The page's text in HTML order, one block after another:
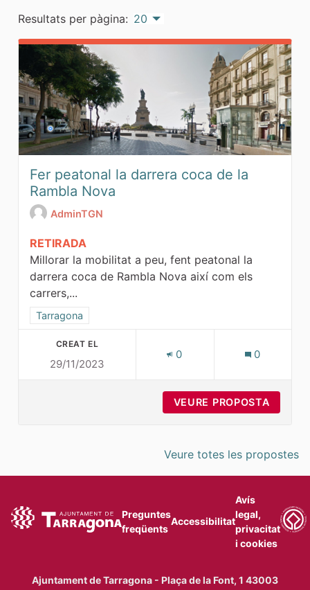
Resultats per pàgina: 20
Fer peatonal la darrera coca de la
Rambla Nova
AdminTGN
RETIRADA
Millorar la mobilitat a peu, fent peatonal la
darrera coca de Rambla Nova així com els
carrers,...
Resultats al filtrar per l'àmbit: Tarragona
Tarragona
CREAT EL
29/11/2023
0 0
VEURE PROPOSTA
Veure totes les propostes
Preguntes
freqüents
Accessibilitat
Avís
legal,
privacitat
i cookies
Ajuntament de Tarragona - Plaça de la Font, 1 43003